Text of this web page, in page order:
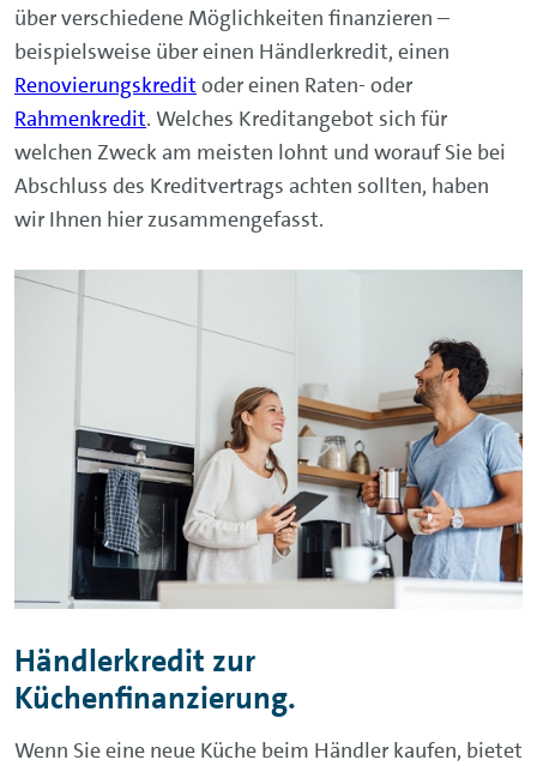
über verschiedene Möglichkeiten finanzieren –
beispielsweise über einen Händlerkredit, einen
Renovierungskredit oder einen Raten- oder
Rahmenkredit. Welches Kreditangebot sich für
welchen Zweck am meisten lohnt und worauf Sie bei
Abschluss des Kreditvertrags achten sollten, haben
wir Ihnen hier zusammengefasst.
Händlerkredit zur
Küchenfinanzierung.
Wenn Sie eine neue Küche beim Händler kaufen, bietet